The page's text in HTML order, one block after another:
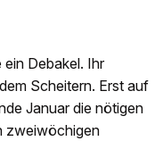
Debakel. Ihr
Scheitern. Erst auf
Januar die nötigen
zweiwöchigen